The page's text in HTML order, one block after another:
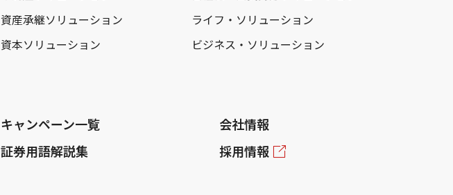
資産承継ソリューション
ライフ・ソリューション
資本ソリューション
ビジネス・ソリューション
キャンペーン一覧
証券用語解説集
会社情報
採用情報